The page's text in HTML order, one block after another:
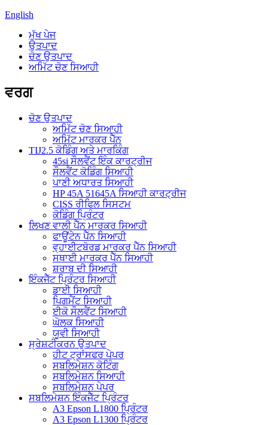
English
ਮੁੱਖ ਪੇਜ
ਉਤਪਾਦ
ਚੋਣ ਉਤਪਾਦ
ਅਮਿੱਟ ਚੋਣ ਸਿਆਹੀ
ਵਰਗ
ਚੋਣ ਉਤਪਾਦ
ਅਮਿੱਟ ਚੋਣ ਸਿਆਹੀ
ਅਮਿੱਟ ਮਾਰਕਰ ਪੈੱਨ
TIJ2.5 ਕੋਡਿੰਗ ਅਤੇ ਮਾਰਕਿੰਗ
45si ਸੌਲਵੈਂਟ ਇੰਕ ਕਾਰਟ੍ਰੀਜ
ਸੌਲਵੈਂਟ ਕੋਡਿੰਗ ਸਿਆਹੀ
ਪਾਣੀ ਅਧਾਰਤ ਸਿਆਹੀ
HP 45A 51645A ਸਿਆਹੀ ਕਾਰਟ੍ਰੀਜ
CISS ਰੀਫਿਲ ਸਿਸਟਮ
ਕੋਡਿੰਗ ਪ੍ਰਿੰਟਰ
ਲਿਖਣ ਵਾਲੀ ਪੈੱਨ ਮਾਰਕਰ ਸਿਆਹੀ
ਫਾਊਂਟੇਨ ਪੈੱਨ ਸਿਆਹੀ
ਵ੍ਹਾਈਟਬੋਰਡ ਮਾਰਕਰ ਪੈੱਨ ਸਿਆਹੀ
ਸਥਾਈ ਮਾਰਕਰ ਪੈੱਨ ਸਿਆਹੀ
ਸ਼ਰਾਬ ਦੀ ਸਿਆਹੀ
ਇੰਕਜੈੱਟ ਪ੍ਰਿੰਟਰ ਸਿਆਹੀ
ਡਾਈ ਸਿਆਹੀ
ਪਿਗਮੈਂਟ ਸਿਆਹੀ
ਈਕੋ ਸੌਲਵੈਂਟ ਸਿਆਹੀ
ਘੋਲਕ ਸਿਆਹੀ
ਯੂਵੀ ਸਿਆਹੀ
ਸ੍ਰੇਸ਼ਟੀਕਰਨ ਉਤਪਾਦ
ਹੀਟ ਟ੍ਰਾਂਸਫਰ ਪੇਪਰ
ਸਬਲਿਮੇਸ਼ਨ ਕੋਟਿੰਗ
ਸਬਲਿਮੇਸ਼ਨ ਸਿਆਹੀ
ਸਬਲਿਮੇਸ਼ਨ ਪੇਪਰ
ਸਬਲਿਮੇਸ਼ਨ ਇੰਕਜੈੱਟ ਪ੍ਰਿੰਟਰ
A3 Epson L1800 ਪ੍ਰਿੰਟਰ
A3 Epson L1300 ਪ੍ਰਿੰਟਰ